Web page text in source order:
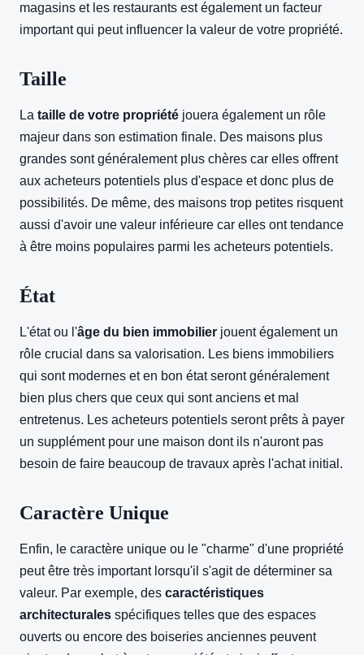
magasins et les restaurants est également un facteur
important qui peut influencer la valeur de votre propriété.
Taille
La taille de votre propriété jouera également un rôle
majeur dans son estimation finale. Des maisons plus
grandes sont généralement plus chères car elles offrent
aux acheteurs potentiels plus d'espace et donc plus de
possibilités. De même, des maisons trop petites risquent
aussi d'avoir une valeur inférieure car elles ont tendance
à être moins populaires parmi les acheteurs potentiels.
État
L'état ou l'âge du bien immobilier jouent également un
rôle crucial dans sa valorisation. Les biens immobiliers
qui sont modernes et en bon état seront généralement
bien plus chers que ceux qui sont anciens et mal
entretenus. Les acheteurs potentiels seront prêts à payer
un supplément pour une maison dont ils n'auront pas
besoin de faire beaucoup de travaux après l'achat initial.
Caractère Unique
Enfin, le caractère unique ou le "charme" d'une propriété
peut être très important lorsqu'il s'agit de déterminer sa
valeur. Par exemple, des caractéristiques
architecturales spécifiques telles que des espaces
ouverts ou encore des boiseries anciennes peuvent